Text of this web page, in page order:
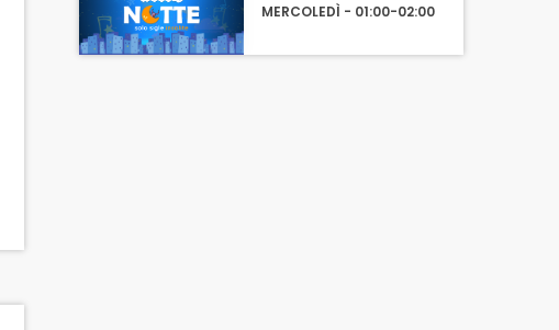
MERCOLEDÌ - 01:00-02:00